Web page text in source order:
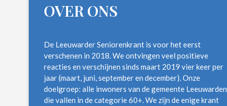
OVER ONS
De Leeuwarder Seniorenkrant is voor het eerst
verschenen in 2018. We ontvingen veel positieve
reacties en verschijnen sinds maart 2019 vier keer per
jaar (maart, juni, september en december). Onze
doelgroep: alle inwoners van de gemeente Leeuwarden
die vallen in de categorie 60+. We zijn de enige krant